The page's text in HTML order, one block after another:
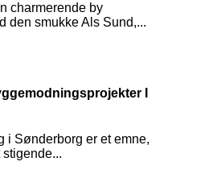
charmerende by
den smukke Als Sund,...
I
i Sønderborg er et emne,